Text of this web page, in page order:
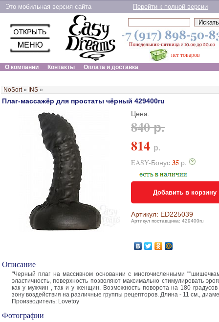
Это мобильная версия сайта Перейти к полной версии
нет товаров
О компании
Контакты Оплата и доставка
NoSort» INS »
Плаг-массажёр для простаты чёрный 429400ru
Цена:
840 р.
814 р.
EASY-Бонус 35 р.
Добавить в корзину
Артикул: ED225039
Артикул поставщика: 429400ru
Описание
"Черный плаг на массивном основании с многочисленными
эластичность, поверхность позволяют максимально стимулировать
как у мужчин , так и у женщин. Возможность поворота на 180
зону воздействия на различные группы рецепторов. Длина - 11 см.,
Производитель: Lovetoy
Фотографии